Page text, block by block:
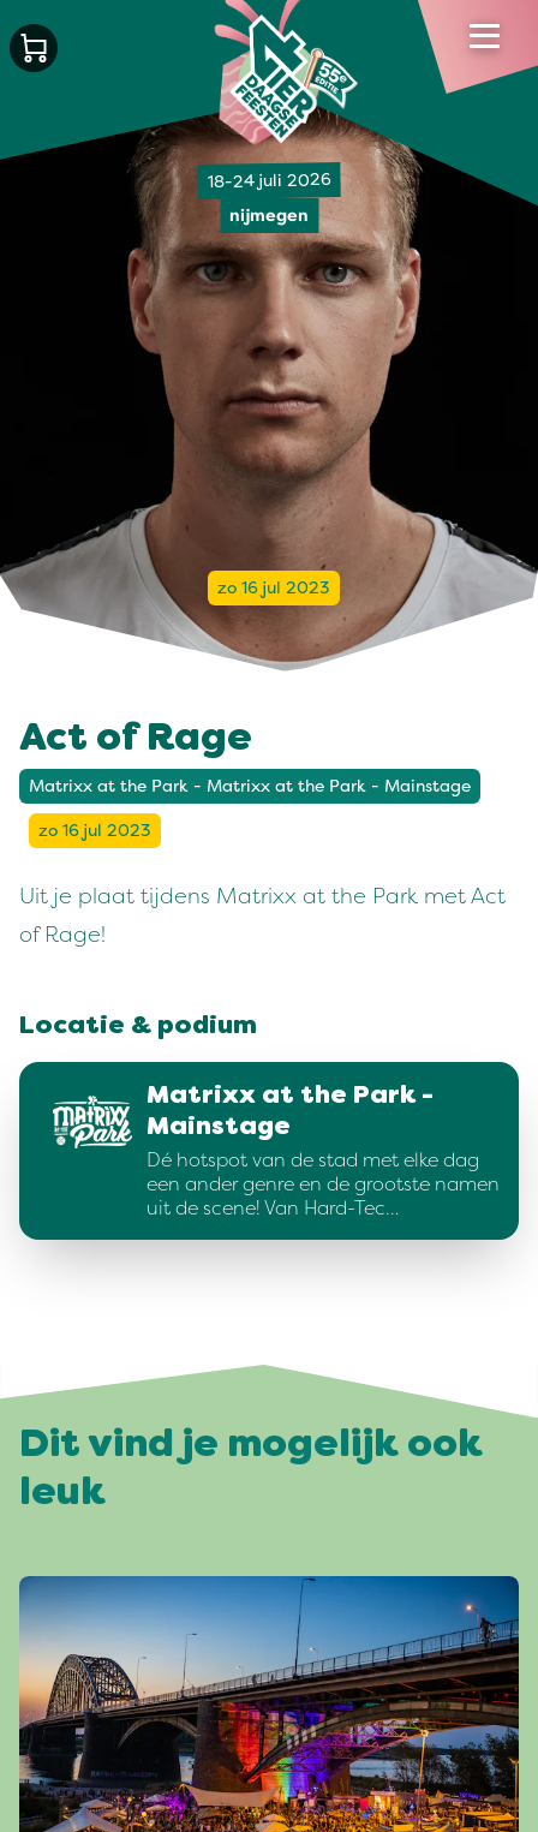
18-24 juli 2026
nijmegen
zo 16 jul 2023
Act of Rage
Matrixx at the Park - Matrixx at the Park - Mainstage
zo 16 jul 2023
Uit je plaat tijdens Matrixx at the Park met Act
of Rage!
Locatie & podium
Matrixx at the Park -
Mainstage
Dé hotspot van de stad met elke dag
een ander genre en de grootste namen
uit de scene! Van Hard-Tec…
Dit vind je mogelijk ook
leuk